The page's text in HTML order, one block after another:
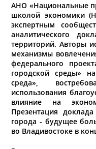
АНО «Национальные
школой экономики
экспертным
аналитического
территорий. Авторы
механизмы
федерального
городской среды»
среда»,
использования
влияние на
Презентация
города - будущее
во Владивостоке в